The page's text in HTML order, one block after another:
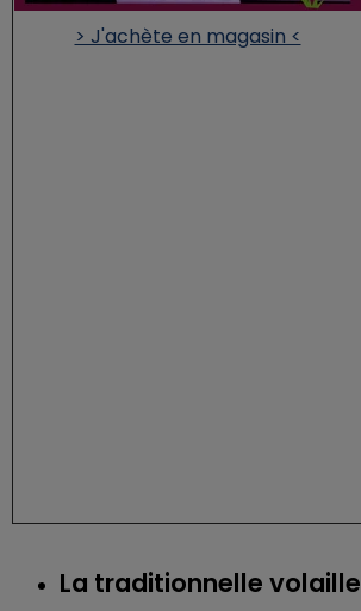
> J'achète en magasin <
La traditionnelle volaille